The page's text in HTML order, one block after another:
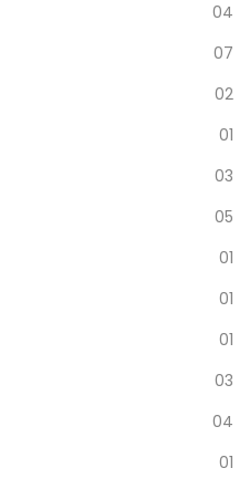
04
07
02
01
03
05
01
01
01
03
04
01